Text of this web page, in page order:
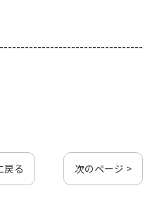
戻る 次のページ >